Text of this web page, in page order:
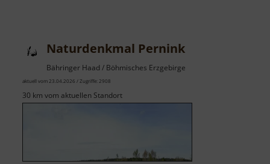
Naturdenkmal Pernink
Bähringer Haad / Böhmisches Erzgebirge
aktuell vom 23.04.2026 / Zugriffe: 2908
30 km vom aktuellen Standort